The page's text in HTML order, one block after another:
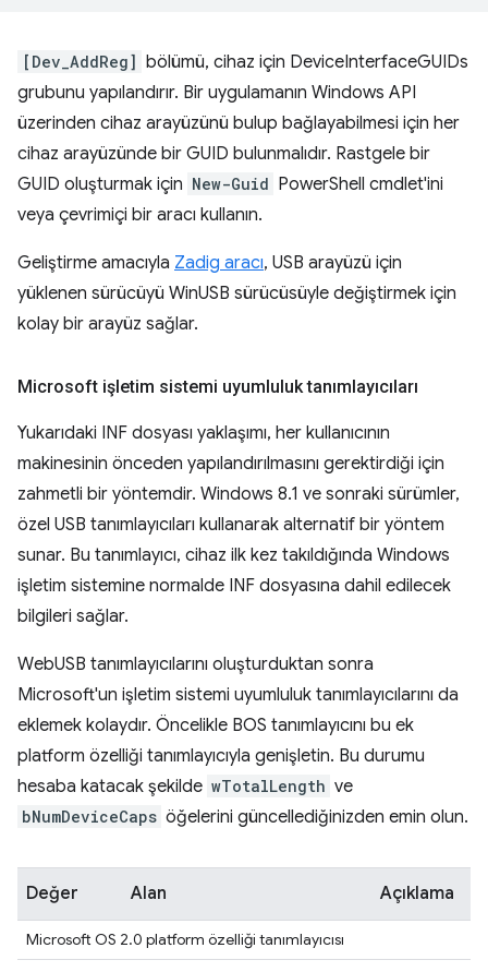
[Dev_AddReg] bölümü, cihaz için DeviceInterfaceGUIDs
grubunu yapılandırır. Bir uygulamanın Windows API
üzerinden cihaz arayüzünü bulup bağlayabilmesi için her
cihaz arayüzünde bir GUID bulunmalıdır. Rastgele bir
GUID oluşturmak için New-Guid PowerShell cmdlet'ini
veya çevrimiçi bir aracı kullanın.
Geliştirme amacıyla Zadig aracı, USB arayüzü için
yüklenen sürücüyü WinUSB sürücüsüyle değiştirmek için
kolay bir arayüz sağlar.
Microsoft işletim sistemi uyumluluk tanımlayıcıları
Yukarıdaki INF dosyası yaklaşımı, her kullanıcının
makinesinin önceden yapılandırılmasını gerektirdiği için
zahmetli bir yöntemdir. Windows 8.1 ve sonraki sürümler,
özel USB tanımlayıcıları kullanarak alternatif bir yöntem
sunar. Bu tanımlayıcı, cihaz ilk kez takıldığında Windows
işletim sistemine normalde INF dosyasına dahil edilecek
bilgileri sağlar.
WebUSB tanımlayıcılarını oluşturduktan sonra
Microsoft'un işletim sistemi uyumluluk tanımlayıcılarını da
eklemek kolaydır. Öncelikle BOS tanımlayıcını bu ek
platform özelliği tanımlayıcıyla genişletin. Bu durumu
hesaba katacak şekilde wTotalLength ve
bNumDeviceCaps öğelerini güncellediğinizden emin olun.
Değer Alan Açıklama
Microsoft OS 2.0 platform özelliği tanımlayıcısı